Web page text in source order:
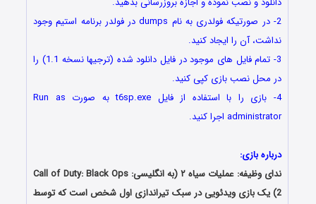
2- در صورتیکه فولدری به نام dumps در فولدر برنامه استیم وجود
نداشت، آن را ایجاد کنید.
3- تمام فایل های موجود در فایل دانلود شده (ترجیها نسخه 1.1) را
در محل نصب بازی کپی کنید.
4- بازی را با استفاده از فایل t6sp.exe به صورت Run as
administrator اجرا کنید.
درباره بازی:
ندای وظیفه: عملیات سیاه ۲ (به انگلیسی: Call of Duty: Black Ops
2) یک بازی ویدئویی در سبک تیراندازی اول شخص است که توسط